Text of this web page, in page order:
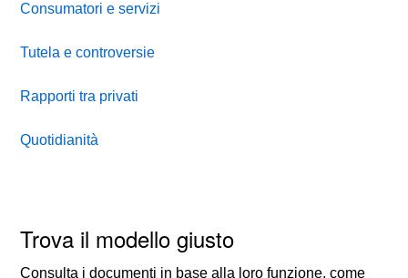
Consumatori e servizi
Tutela e controversie
Rapporti tra privati
Quotidianità
Trova il modello giusto
Consulta i documenti in base alla loro funzione, come